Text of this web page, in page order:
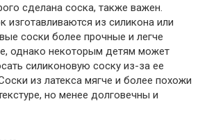
сделана соска, также важен.
изготавливаются из силикона или
соски более прочные и легче
однако некоторым детям может
силиконовую соску из-за ее
из латекса мягче и более похожи
но менее долговечны и